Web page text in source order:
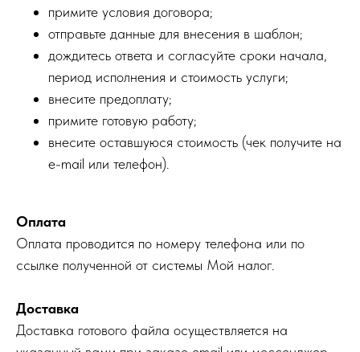
примите условия договора;
отправьте данные для внесения в шаблон;
дождитесь ответа и согласуйте сроки начала,
период исполнения и стоимость услуги;
внесите предоплату;
примите готовую работу;
внесите оставшуюся стоимость (чек получите на
e-mail или телефон).
Оплата
Оплата проводится по номеру телефона или по
ссылке полученной от системы Мой налог.
Доставка
Доставка готового файла осуществляется на